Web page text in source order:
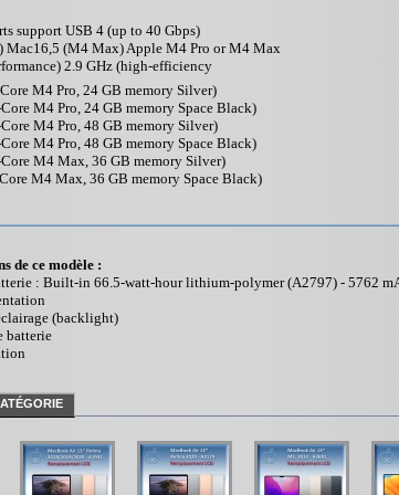
support USB 4 (up to 40 Gbps)
Mac16,5 (M4 Max) Apple M4 Pro or M4 Max
2.9 GHz (high-efficiency
M4 Pro, 24 GB memory Silver)
M4 Pro, 24 GB memory Space Black)
M4 Pro, 48 GB memory Silver)
M4 Pro, 48 GB memory Space Black)
M4 Max, 36 GB memory Silver)
M4 Max, 36 GB memory Space Black)
de ce modèle :
: Built-in 66.5-watt-hour lithium‑polymer (A2797) - 5762
(backlight)
batterie